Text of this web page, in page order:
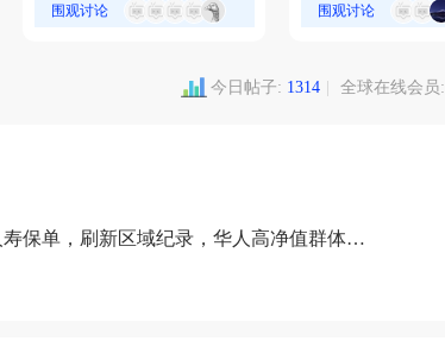
围观讨论 围观讨论
今日帖子: 1314 全球在线会员:
保单，刷新区域纪录，华人高净值群体成